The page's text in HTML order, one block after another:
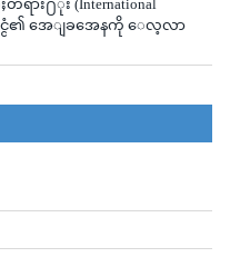
ရား႐ံုး (International
ႏိုင္ငံ၏ အေျခအေနကို ေလ့လာ